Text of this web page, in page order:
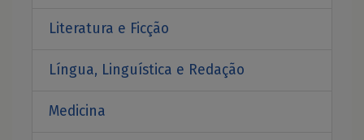
Literatura e Ficção
Língua, Linguística e Redação
Medicina